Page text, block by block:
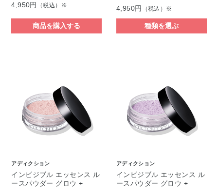
4,950円
（税込）※
商品を購入する
4,950円 （税込）※
種類を選ぶ
アディクション
インビジブル エッセンス ル
ースパウダー グロウ +
アディクション
インビジブル エッセンス ル
ースパウダー グロウ +